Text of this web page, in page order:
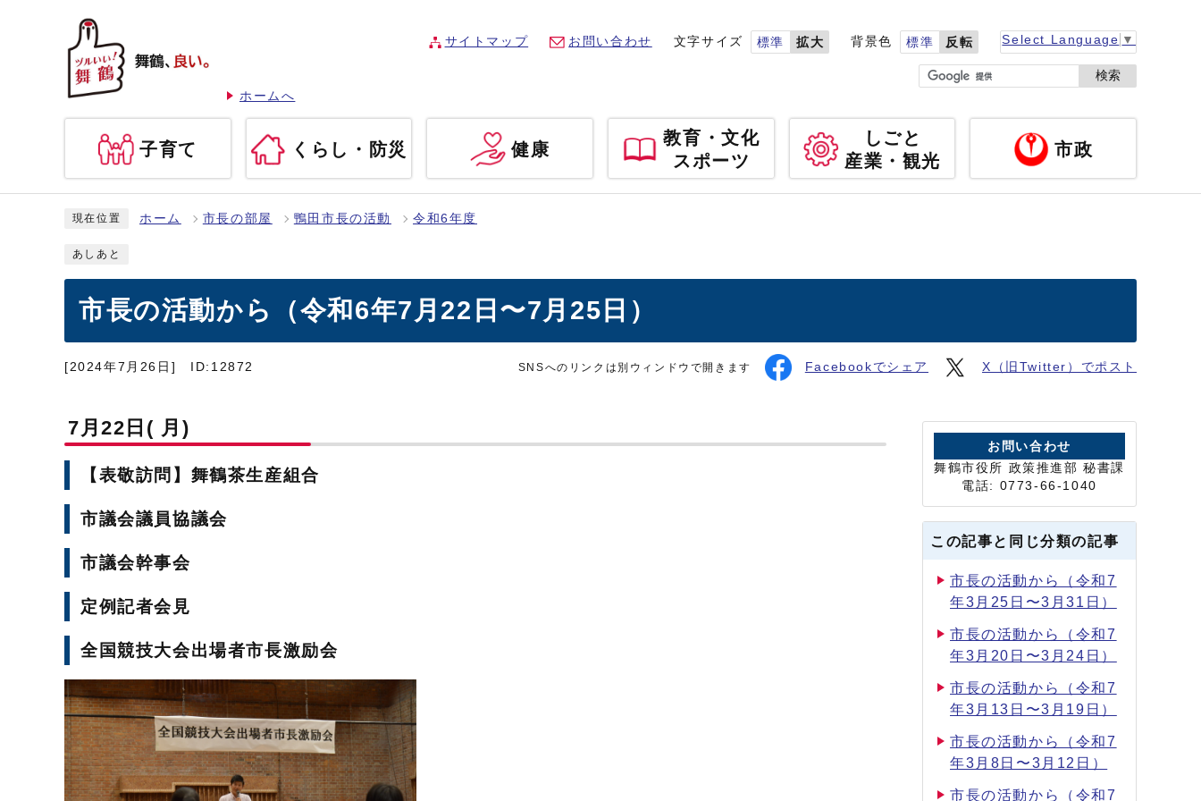
ホームへ
サイトマップ お問い合わせ 文字サイズ 標準 拡大 背景色 標準 反転 Select Language ▼
検索
子育て くらし・防災 健康
教育・文化
スポーツ
しごと
産業・観光
市政
現在位置 ホーム 市長の部屋 鴨田市長の活動 令和6年度
あしあと
市長の活動から（令和6年7月22日〜7月25日）
[2024年7月26日] ID:12872 SNSへのリンクは別ウィンドウで開きます Facebookでシェア X（旧Twitter）でポスト
7月22日( 月)
【表敬訪問】舞鶴茶生産組合
市議会議員協議会
市議会幹事会
定例記者会見
全国競技大会出場者市長激励会
お問い合わせ
舞鶴市役所 政策推進部 秘書課
電話: 0773-66-1040
この記事と同じ分類の記事
市長の活動から（令和7
年3月25日〜3月31日）
市長の活動から（令和7
年3月20日〜3月24日）
市長の活動から（令和7
年3月13日〜3月19日）
市長の活動から（令和7
年3月8日〜3月12日）
市長の活動から（令和7